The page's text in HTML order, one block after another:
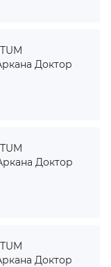
Доктор
Доктор
Доктор